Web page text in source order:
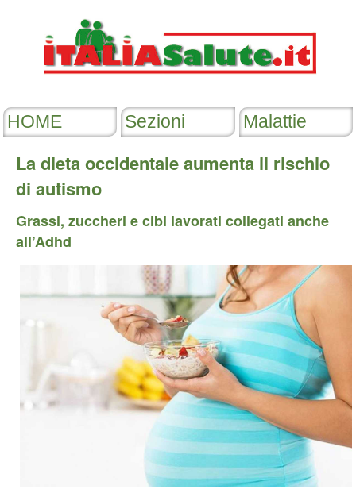
La dieta occidentale aumenta il rischio
di autismo
Grassi, zuccheri e cibi lavorati collegati anche
all’Adhd